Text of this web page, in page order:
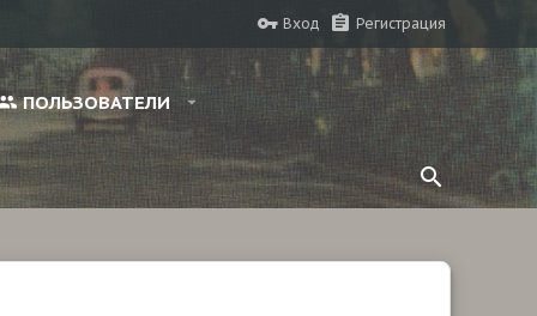
Вход Регистрация
ПОЛЬЗОВАТЕЛИ